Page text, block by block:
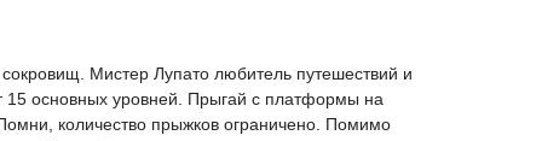
Мистер Лупато любитель путешествий и
15 основных уровней. Прыгай с платформы на
количество прыжков ограничено. Помимо